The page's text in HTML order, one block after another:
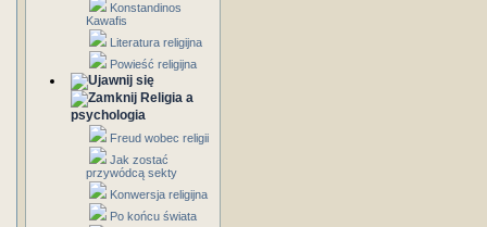
Konstandinos
Kawafis
Literatura religijna
Powieść religijna
Religia a
psychologia
Freud wobec religii
Jak zostać
przywódcą sekty
Konwersja religijna
Po końcu świata